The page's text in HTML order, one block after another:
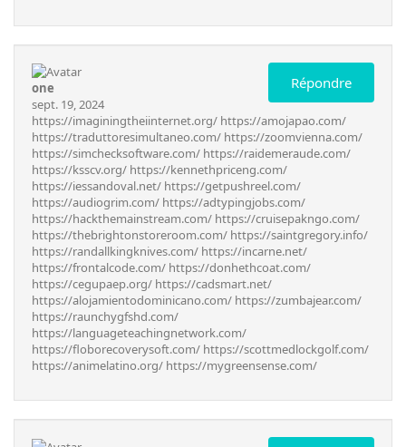
Répondre
one
sept. 19, 2024
https://imaginingtheiinternet.org/ https://amojapao.com/
https://traduttoresimultaneo.com/ https://zoomvienna.com/
https://simchecksoftware.com/ https://raidemeraude.com/
https://ksscv.org/ https://kennethpriceng.com/
https://iessandoval.net/ https://getpushreel.com/
https://audiogrim.com/ https://adtypingjobs.com/
https://hackthemainstream.com/ https://cruisepakngo.com/
https://thebrightonstoreroom.com/ https://saintgregory.info/
https://randallkingknives.com/ https://incarne.net/
https://frontalcode.com/ https://donhethcoat.com/
https://cegupaep.org/ https://cadsmart.net/
https://alojamientodominicano.com/ https://zumbajear.com/
https://raunchygfshd.com/
https://languageteachingnetwork.com/
https://floborecoverysoft.com/ https://scottmedlockgolf.com/
https://animelatino.org/ https://mygreensense.com/